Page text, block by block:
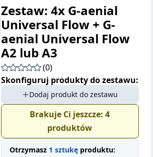
Zestaw: 4x G-aenial
Universal Flow + G-
aenial Universal Flow
A2 lub A3
(0)
Skonfiguruj produkty do zestawu:
Dodaj produkt do zestawu
Brakuje Ci jeszcze:4
produktów
Otrzymasz 1 sztukęproduktu: